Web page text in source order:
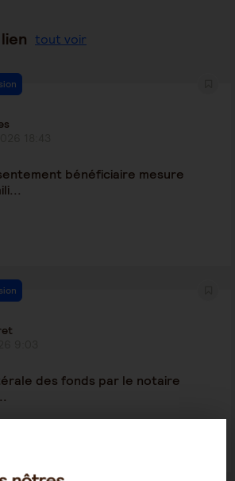
tout voir
bénéficiaire mesure
des fonds par le notaire